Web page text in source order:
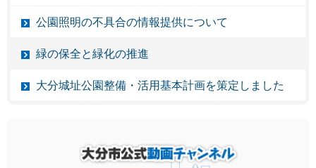
公園照明の不具合の情報提供について
緑の保全と緑化の推進
大分城址公園整備・活用基本計画を策定しました